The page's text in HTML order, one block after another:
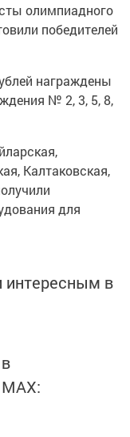
олимпиадного
победителей
награждены
№ 2, 3, 5, 8,
Калтаковская,
для
в